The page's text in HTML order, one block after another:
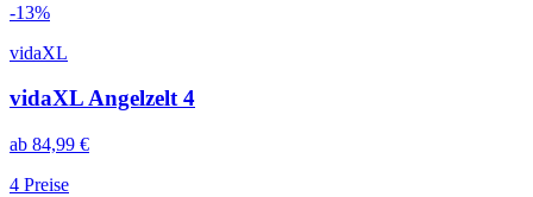
-13%
vidaXL
vidaXL Angelzelt 4
ab 84,99 €
4 Preise